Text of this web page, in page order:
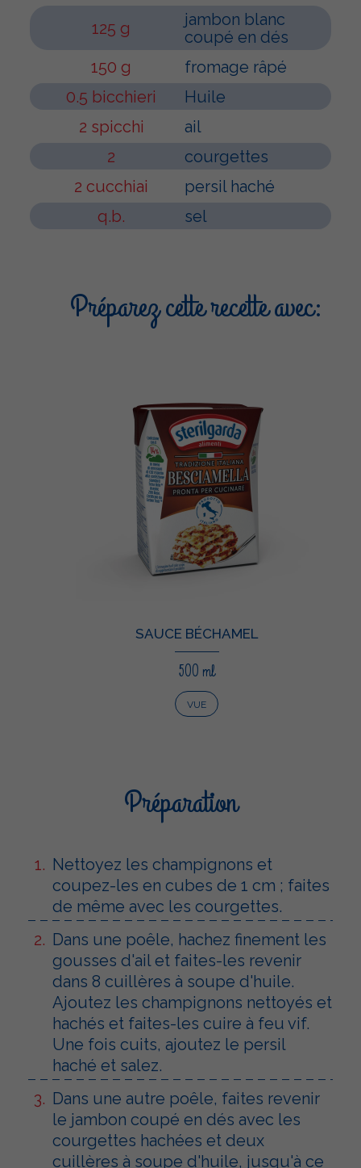
125 g
jambon blanc
coupé en dés
150 g
fromage râpé
0.5 bicchieri
Huile
2 spicchi
ail
2
courgettes
2 cucchiai
persil haché
q.b.
sel
Préparez cette recette avec:
SAUCE BÉCHAMEL
500 ml
VUE
Préparation
Nettoyez les champignons et
coupez-les en cubes de 1 cm ; faites
de même avec les courgettes.
Dans une poêle, hachez finement les
gousses d'ail et faites-les revenir
dans 8 cuillères à soupe d'huile.
Ajoutez les champignons nettoyés et
hachés et faites-les cuire à feu vif.
Une fois cuits, ajoutez le persil
haché et salez.
Dans une autre poêle, faites revenir
le jambon coupé en dés avec les
courgettes hachées et deux
cuillères à soupe d'huile, jusqu'à ce